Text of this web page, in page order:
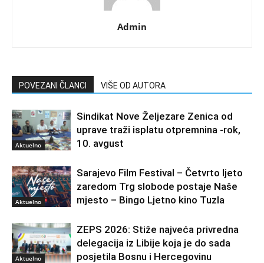
Admin
POVEZANI ČLANCI VIŠE OD AUTORA
Aktuelno
Sindikat Nove Željezare Zenica od
uprave traži isplatu otpremnina -rok,
10. avgust
Aktuelno
Sarajevo Film Festival – Četvrto ljeto
zaredom Trg slobode postaje Naše
mjesto – Bingo Ljetno kino Tuzla
Aktuelno
ZEPS 2026: Stiže najveća privredna
delegacija iz Libije koja je do sada
posjetila Bosnu i Hercegovinu